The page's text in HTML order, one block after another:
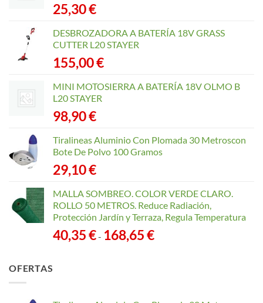
25,30€
DESBROZADORA A BATERÍA 18V GRASS
CUTTER L20 STAYER
155,00€
MINI MOTOSIERRA A BATERÍA 18V OLMO B
L20 STAYER
98,90€
Tiralineas Aluminio Con Plomada 30 Metroscon
Bote De Polvo 100 Gramos
29,10€
MALLA SOMBREO. COLOR VERDE CLARO.
ROLLO 50 METROS. Reduce Radiación,
Protección Jardín y Terraza, Regula Temperatura
40,35€- 168,65€Rango
OFERTAS